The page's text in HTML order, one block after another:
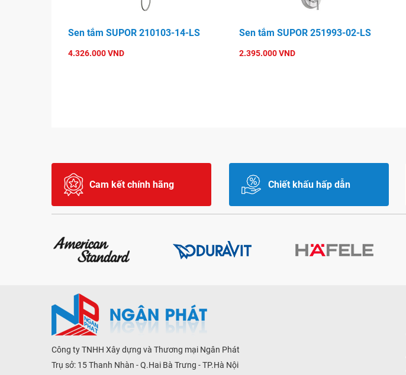
Sen tắm SUPOR 210103-14-LS
4.326.000 VND
Sen tắm SUPOR 251993-02-LS
2.395.000 VND
Cam kết chính hãng Chiết khấu hấp dẫn
Công ty TNHH Xây dựng và Thương mại Ngân Phát
Trụ sở: 15 Thanh Nhàn - Q.Hai Bà Trưng - TP.Hà Nội